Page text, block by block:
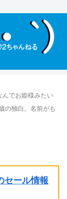
んでお姫様みたい
の独白。名前がも
セール情報